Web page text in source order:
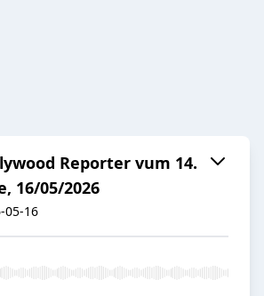
Reporter vum 14.
16/05/2026
05-16